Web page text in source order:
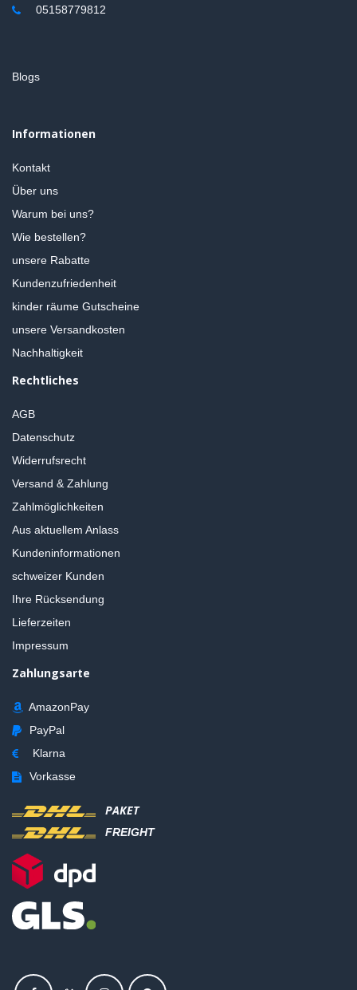
05158779812
Blogs
Informationen
Kontakt
Über uns
Warum bei uns?
Wie bestellen?
unsere Rabatte
Kundenzufriedenheit
kinder räume Gutscheine
unsere Versandkosten
Nachhaltigkeit
Rechtliches
AGB
Datenschutz
Widerrufsrecht
Versand & Zahlung
Zahlmöglichkeiten
Aus aktuellem Anlass
Kundeninformationen
schweizer Kunden
Ihre Rücksendung
Lieferzeiten
Impressum
Zahlungsarte
AmazonPay
PayPal
Klarna
Vorkasse
PAKET
FREIGHT